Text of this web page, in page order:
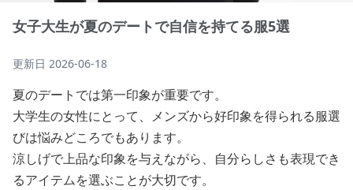
女子大生が夏のデートで自信を持てる服5選
更新日 2026-06-18
夏のデートでは第一印象が重要です。
大学生の女性にとって、メンズから好印象を得られる服選
びは悩みどころでもあります。
涼しげで上品な印象を与えながら、自分らしさも表現でき
るアイテムを選ぶことが大切です。